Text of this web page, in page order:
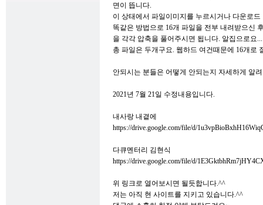
면이 뜹니다.
이 상태에서 파일이미지를 누르시거나 다운로
똑같은 방법으로 16개 파일을 전부 내려받으신
을 각각 압축을 풀어주시면 됩니다. 알집으로요...
총 파일은 두개구요. 웹하드 여건때문에 16개로
안되시는 분들은 어떻게 안되는지 자세하게 알
2021년 7월 21일 수정내용입니다.
내사랑 내곁에
https://drive.google.com/file/d/
다큐멘터리 김현식
https://drive.google.com/file/d/
위 링크로 열어보시면 될듯합니다.^^
저는 아직 현 사이트를 지키고 있습니다.^^